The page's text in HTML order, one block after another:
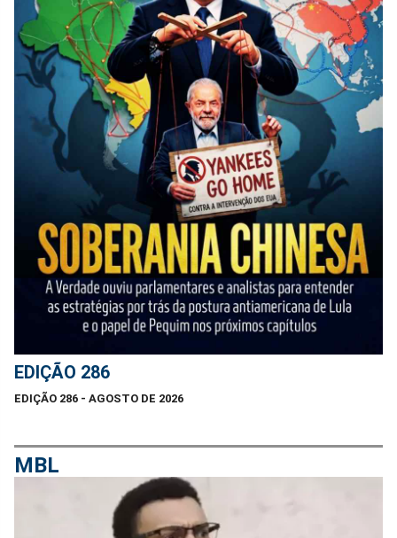
EDIÇÃO 286
EDIÇÃO 286 - AGOSTO DE 2026
MBL